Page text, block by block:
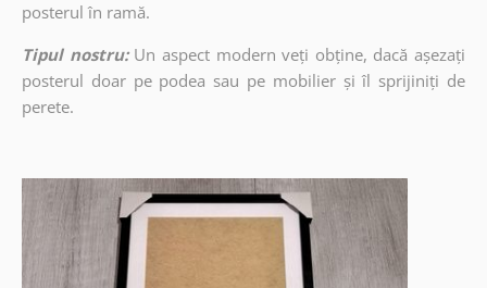
posterul în ramă.
Tipul nostru: Un aspect modern veți obține, dacă așezați
posterul doar pe podea sau pe mobilier și îl sprijiniți de
perete.